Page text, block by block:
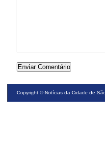
Copyright ©Notícias da Cidade de